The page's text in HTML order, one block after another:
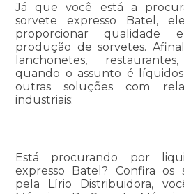
Já que você está a
sorvete expresso Batel,
proporcionar qualidade
produção de sorvetes.
lanchonetes,
quando o assunto é
outras soluções com
industriais:
Está procurando por
expresso Batel? Confira os
pela Lírio Distribuidora,